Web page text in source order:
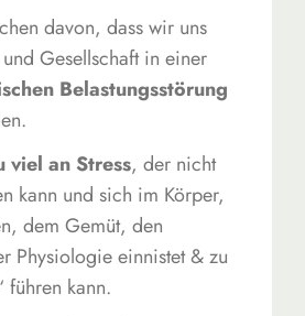
davon, dass wir uns
Gesellschaft in einer
Belastungsstörung
viel an Stress, der nicht
kann und sich im Körper,
dem Gemüt, den
Physiologie einnistet & zu
führen kann.